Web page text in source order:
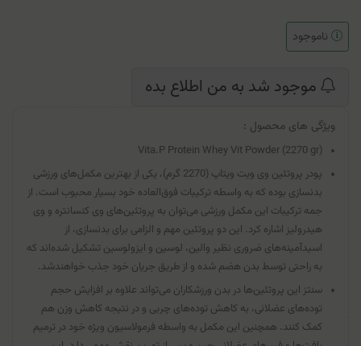
ناموجود
موجود شد به من اطلاع بده
ویژگی های محصول :
Vita.P Protein Whey Vit Powder (2270 gr)
پودر پروتئین وی ویت ویتاپ (2270 گرم)، یکی از بهترین مکمل‌های ورزشی
بدنسازی بوده که به واسطه ترکیبات فوق‌العاده خود بسیار محبوب است. از
جمه ترکیبات این مکمل ورزشی می‌توان به پروتئین‌های وی کنسانتره و وی
هیدرولیز اشاره کرد. این دو پروتئین مهم و الزامی برای بدنسازی، از
اسیدآمینه‌های ضروری نظیر والین، لوسین و ایزولوسین تشکیل شده‌اند که
به راحتی توسط بدن هضم شده و از طریق جریان خود جذب خواهندشد.
سنتز این پروتئین‌ها در بدن ورزشکاران می‌تواند علاوه بر افزایش حجم
توده‌های عضلانی، به کاهش توده‌های چربی و در نتیجه کاهش وزن هم
کمک کنند. همچنین این مکمل به واسطه فرمولاسیون ویژه خود در ترمیم